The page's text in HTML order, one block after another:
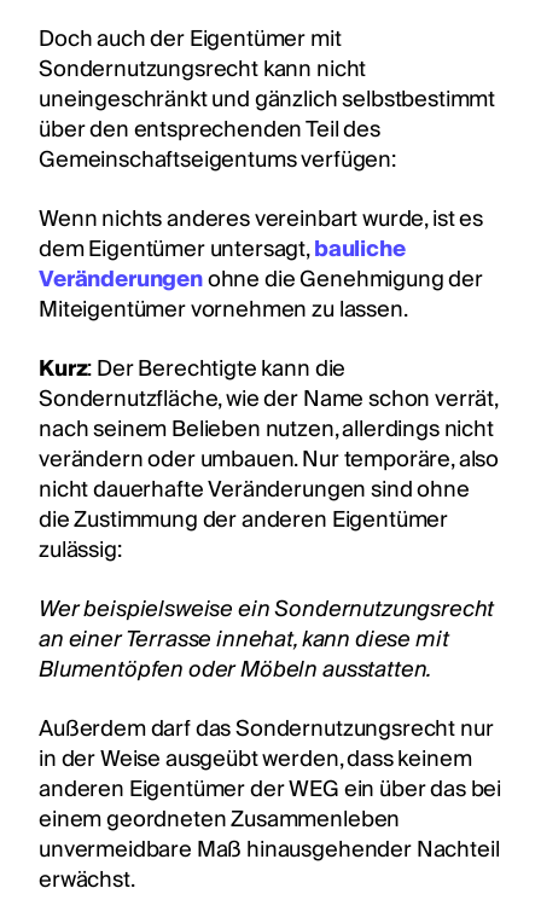
Doch auch der Eigentümer mit
Sondernutzungsrecht kann nicht
uneingeschränkt und gänzlich selbstbestimmt
über den entsprechenden Teil des
Gemeinschaftseigentums verfügen:
Wenn nichts anderes vereinbart wurde, ist es
dem Eigentümer untersagt,bauliche
Veränderungenohne die Genehmigung der
Miteigentümer vornehmen zu lassen.
Kurz: Der Berechtigte kann die
Sondernutzfläche, wie der Name schon verrät,
nach seinem Belieben nutzen, allerdings nicht
verändern oder umbauen. Nur temporäre, also
nicht dauerhafte Veränderungen sind ohne
die Zustimmung der anderen Eigentümer
zulässig:
Wer beispielsweise ein Sondernutzungsrecht
an einer Terrasse innehat, kann diese mit
Blumentöpfen oder Möbeln ausstatten.
Außerdem darf das Sondernutzungsrecht nur
in der Weise ausgeübt werden, dass keinem
anderen Eigentümer der WEG ein über das bei
einem geordneten Zusammenleben
unvermeidbare Maß hinausgehender Nachteil
erwächst.